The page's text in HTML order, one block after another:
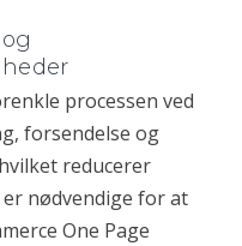
processen ved
forsendelse og
reducerer
nødvendige for at
One Page